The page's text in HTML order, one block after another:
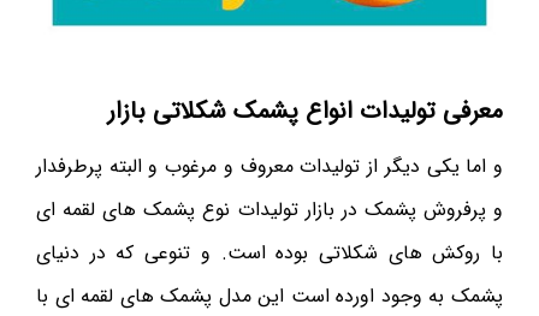
معرفی تولیدات انواع پشمک شکلاتی بازار
و اما یکی دیگر از تولیدات معروف و مرغوب و البته پرطرفدار
و پرفروش پشمک در بازار تولیدات نوع پشمک های لقمه ای
با روکش های شکلاتی بوده است. و تنوعی که در دنیای
پشمک به وجود اورده است این مدل پشمک های لقمه ای با